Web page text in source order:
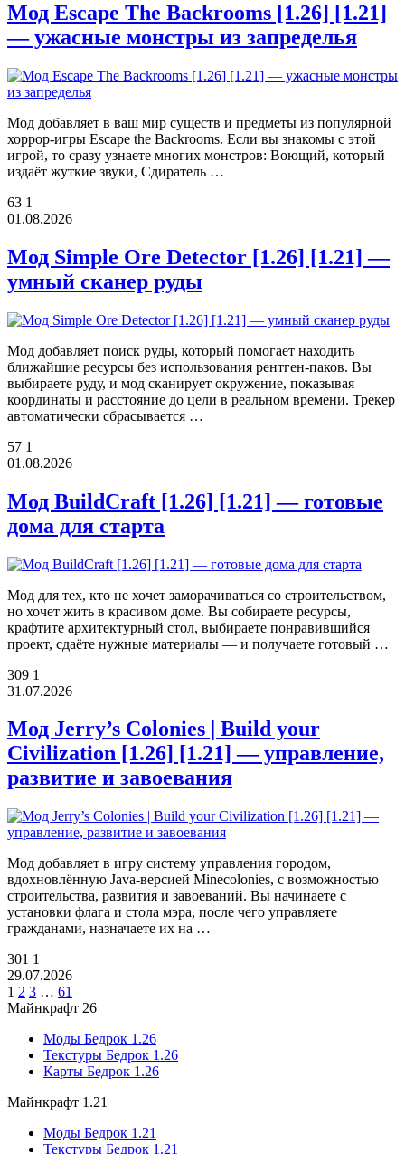
Мод Escape The Backrooms [1.26] [1.21]
— ужасные монстры из запределья
Мод добавляет в ваш мир существ и предметы из популярной
хоррор-игры Escape the Backrooms. Если вы знакомы с этой
игрой, то сразу узнаете многих монстров: Воющий, который
издаёт жуткие звуки, Сдиратель …
63 1
01.08.2026
Мод Simple Ore Detector [1.26] [1.21] —
умный сканер руды
Мод добавляет поиск руды, который помогает находить
ближайшие ресурсы без использования рентген-паков. Вы
выбираете руду, и мод сканирует окружение, показывая
координаты и расстояние до цели в реальном времени. Трекер
автоматически сбрасывается …
57 1
01.08.2026
Мод BuildCraft [1.26] [1.21] — готовые
дома для старта
Мод для тех, кто не хочет заморачиваться со строительством,
но хочет жить в красивом доме. Вы собираете ресурсы,
крафтите архитектурный стол, выбираете понравившийся
проект, сдаёте нужные материалы — и получаете готовый …
309 1
31.07.2026
Мод Jerry’s Colonies | Build your
Civilization [1.26] [1.21] — управление,
развитие и завоевания
Мод добавляет в игру систему управления городом,
вдохновлённую Java-версией Minecolonies, с возможностью
строительства, развития и завоеваний. Вы начинаете с
установки флага и стола мэра, после чего управляете
гражданами, назначаете их на …
301 1
29.07.2026
1 2 3 … 61
Майнкрафт 26
Моды Бедрок 1.26
Текстуры Бедрок 1.26
Карты Бедрок 1.26
Майнкрафт 1.21
Моды Бедрок 1.21
Текстуры Бедрок 1.21